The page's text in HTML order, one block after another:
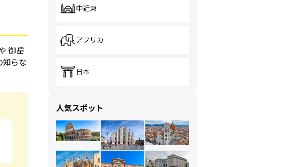
御岳
知らな
中近東
アフリカ
日本
人気スポット